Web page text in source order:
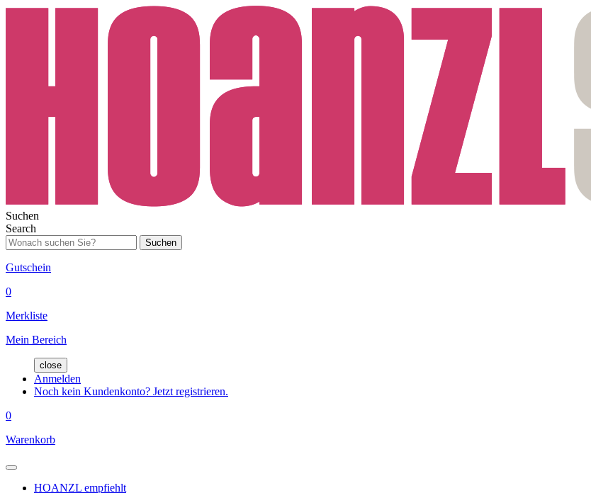
Suchen
Search
Suchen
Gutschein
0
Merkliste
Mein Bereich
close
Anmelden
Noch kein Kundenkonto? Jetzt registrieren.
0
Warenkorb
HOANZL empfiehlt